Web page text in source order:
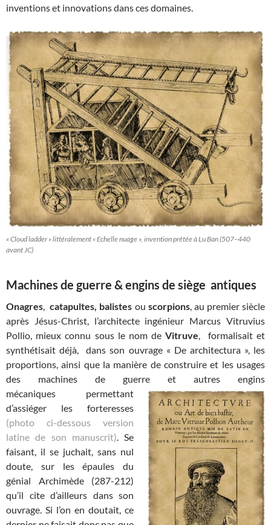
inventions et innovations dans ces domaines.
« Cloud ladder » littéralement « Echelle nuage », invention prêtée à Lu Ban (507–440
avant JC)
Machines de guerre & engins de siège antiques
Onagres,catapultes, balistes ou scorpions, au premier siècle
après Jésus-Christ, l’architecte ingénieur Marcus Vitruvius
Pollio, mieux connu sous le nom deVitruve, formalisait et
synthétisait déjà, dans son ouvrage « De architectura », les
proportions, ainsi que la manière de construire et les usages
des machines de guerre et autres engins
mécaniques permettant
d’assiéger les forteresses
(photo ci-dessous version
latine de son manuscrit). Se
faisant, il se juchait, sans nul
doute, sur les épaules du
génial Archimède (287-212)
qu’il cite d’ailleurs dans son
ouvrage. Si l’on en doutait, ce